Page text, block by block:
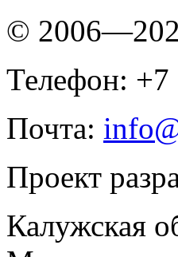
©
Телефон:
Почта:
Проект
Калужская